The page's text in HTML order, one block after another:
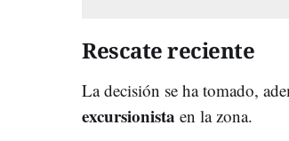
Rescate reciente
La decisión se ha tomado,
excursionista en la zona.